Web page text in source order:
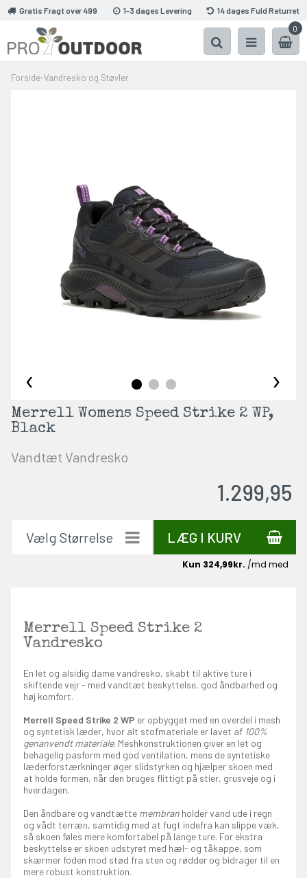
Gratis Fragt over 499 1-3 dages Levering
14 dages Fuld Returret
0
Forside-Vandresko og Støvler
‹ ›
Merrell Womens Speed Strike 2 WP,
Black
Vandtæt Vandresko
1.299,95
LÆG I KURV
Merrell Speed Strike 2
Vandresko
En let og alsidig dame vandresko, skabt til aktive ture i
skiftende vejr - med vandtæt beskyttelse, god åndbarhed og
høj komfort.
Merrell Speed Strike 2 WP er opbygget med en overdel i mesh
og syntetisk læder, hvor alt stofmateriale er lavet af 100%
genanvendt materiale. Meshkonstruktionen giver en let og
behagelig pasform med god ventilation, mens de syntetiske
læderforstærkninger øger slidstyrken og hjælper skoen med
at holde formen, når den bruges flittigt på stier, grusveje og i
hverdagen.
Den åndbare og vandtætte membranholder vand ude i regn
og vådt terræn, samtidig med at fugt indefra kan slippe væk,
så skoen føles mere komfortabel på lange ture. For ekstra
beskyttelse er skoen udstyret med hæl- og tåkappe, som
skærmer foden mod stød fra sten og rødder og bidrager til en
mere robust konstruktion.